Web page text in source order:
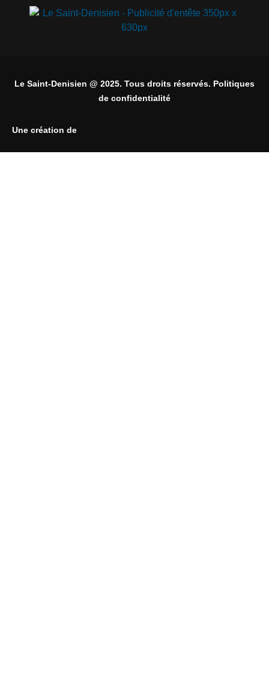
Le Saint-Denisien @ 2025. Tous droits réservés. Politiques
de confidentialité
Une création de